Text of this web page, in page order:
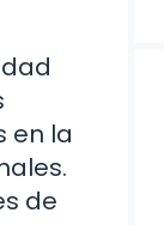
en la
de